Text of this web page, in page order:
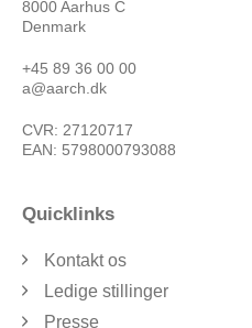
8000 Aarhus C
Denmark
+45 89 36 00 00
a@aarch.dk
CVR: 27120717
EAN: 5798000793088
Quicklinks
Kontakt os
Ledige stillinger
Presse